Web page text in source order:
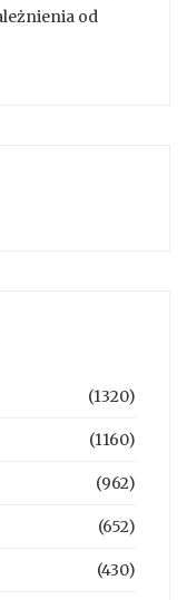
od
(1320)
(1160)
(962)
(652)
(430)